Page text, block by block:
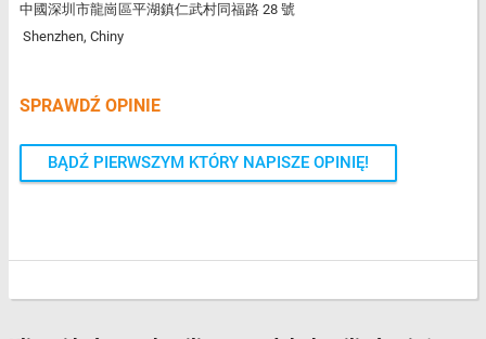
中國深圳市龍崗區平湖鎮仁武村同福路 28 號
Shenzhen, Chiny
SPRAWDŹ OPINIE
BĄDŹ PIERWSZYM KTÓRY NAPISZE OPINIĘ!